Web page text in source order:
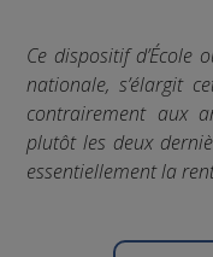
Ce dispositif d’École
nationale, s’élargit
contrairement aux
plutôt les deux
essentiellement la